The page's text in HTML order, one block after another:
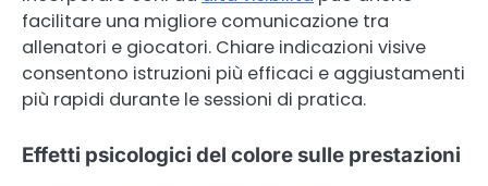
facilitare una migliore comunicazione tra
allenatori e giocatori. Chiare indicazioni visive
consentono istruzioni più efficaci e aggiustamenti
più rapidi durante le sessioni di pratica.
Effetti psicologici del colore sulle prestazioni